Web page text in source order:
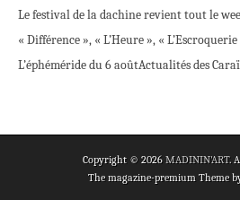
Le festival de la dachine revient tout le
« Différence », « L’Heure », «
L’éphéméride du 6 aoûtActualités des
Copyright © 2026 MADININ'ART.
The magazine-premium Theme